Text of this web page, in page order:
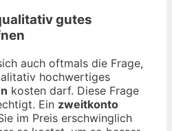
gutes
auch oftmals die Frage,
hochwertiges
kosten darf. Diese Frage
Ein zweitkonto
im Preis erschwinglich